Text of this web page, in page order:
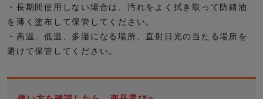
・長期間使用しない場合は、汚れをよく拭き取って防錆油
を薄く塗布して保管してください。
・高温、低温、多湿になる場所、直射日光の当たる場所を
避けて保管してください。